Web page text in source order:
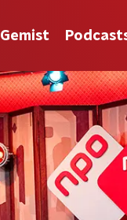
Gemist